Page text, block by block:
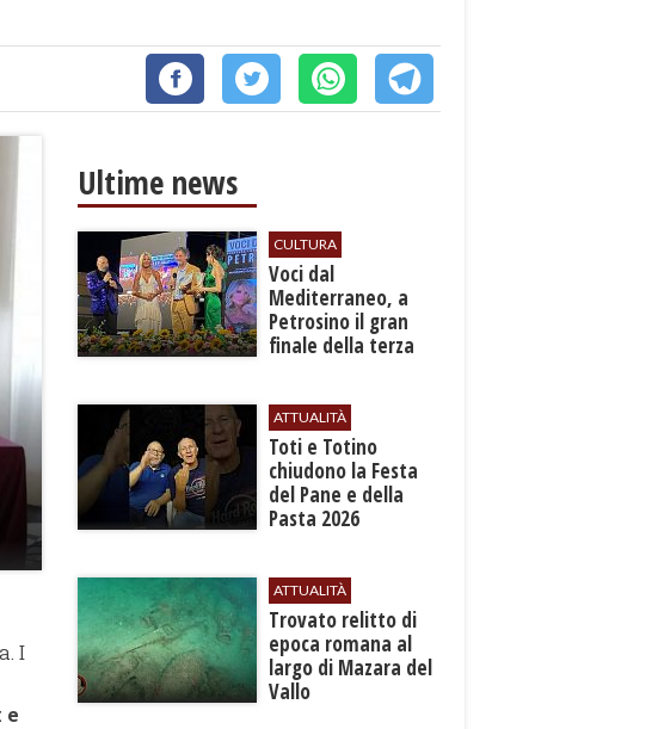
I
e
Ultime news
CULTURA
Voci dal
Mediterraneo, a
Petrosino il gran
finale della terza
ATTUALITÀ
Toti e Totino
chiudono la Festa
del Pane e della
Pasta 2026
ATTUALITÀ
​Trovato relitto di
epoca romana al
largo di Mazara del
Vallo